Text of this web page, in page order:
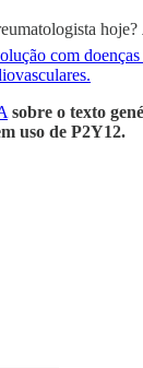
hoje?
com
sobre o texto
uso de P2Y12.